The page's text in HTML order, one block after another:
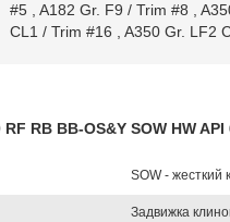
#5, A182 Gr. F9 / Trim #8
CL1 / Trim #16
A350 Gr. LF2
RB BB-OS&Y SOW HW
SOW - жесткий
Задвижка